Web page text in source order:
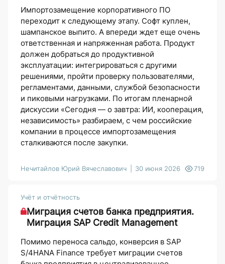
Импортозамещение корпоративного ПО
переходит к следующему этапу. Софт куплен,
шампанское выпито. А впереди ждет еще очень
ответственная и напряженная работа. Продукт
должен добраться до продуктивной
эксплуатации: интегрироваться с другими
решениями, пройти проверку пользователями,
регламентами, данными, службой безопасности
и пиковыми нагрузками. По итогам пленарной
дискуссии «Сегодня — о завтра: ИИ, кооперация,
независимость» разбираем, с чем российские
компании в процессе импортозамещения
сталкиваются после закупки.
Нечитайлов Юрий Вячеславович 30 июня 2026 719
Учёт и отчётность
Миграция счетов банка предприятия.
Миграция SAP Credit Management
Помимо переноса сальдо, конверсия в SAP
S/4HANA Finance требует миграции счетов